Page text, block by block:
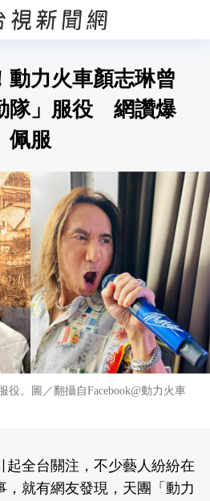
動力火車顏志琳曾
隊」服役 網讚爆
佩服
役。圖／翻攝自Facebook@動力火車
起全台關注，不少藝人紛紛在
，就有網友發現，天團「動力